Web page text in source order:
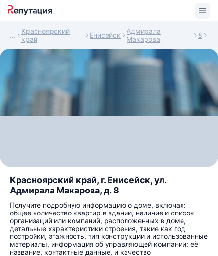
Красноярский
край
Енисейск
Адмирала
Макарова
8
Красноярский край, г. Енисейск, ул.
Адмирала Макарова, д. 8
Получите подробную информацию о доме, включая:
общее количество квартир в здании, наличие и список
организаций или компаний, расположенных в доме,
детальные характеристики строения, такие как год
постройки, этажность, тип конструкции и использованные
материалы, информация об управляющей компании: её
название, контактные данные, и качество